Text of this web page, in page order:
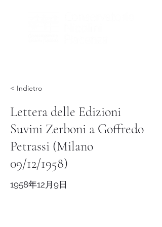
< Indietro
Lettera delle Edizioni
Suvini Zerboni a Goffredo
Petrassi (Milano
09/12/1958)
1958年12月9日